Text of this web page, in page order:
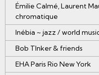
Émilie Calmé, Laurent
chromatique
Inébia ~ jazz / world
Bob TInker & friends
EHA Paris Rio New York